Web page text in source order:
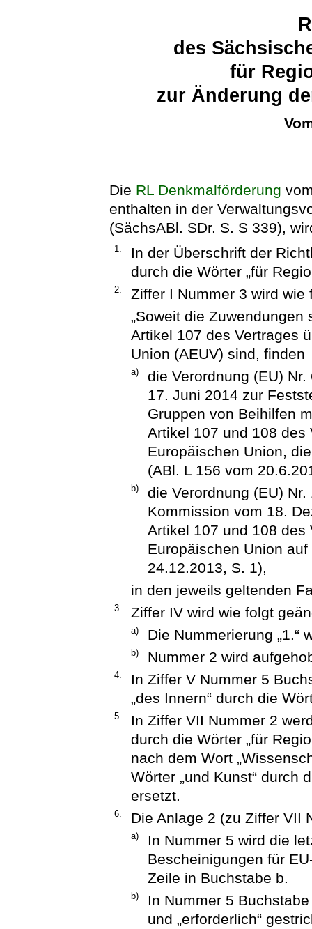
des
für
zur Änderung
Die RL Denkmalförderung
enthalten in der
(SächsABl. SDr. S. S 339),
1.
In der Überschrift der
durch die Wörter „für
2.
Ziffer I Nummer 3 wird wie
„Soweit die
Artikel 107 des Vertrages
Union (AEUV) sind, finden
a)
die Verordnung (EU)
17. Juni 2014 zur
Gruppen von Beihilfen
Artikel 107 und 108 des
Europäischen Union,
(ABl. L 156 vom
b)
die Verordnung (EU)
Kommission vom 18.
Artikel 107 und 108 des
Europäischen Union
24.12.2013, S. 1),
in den jeweils geltenden
3. Ziffer IV wird wie folgt
a) Die Nummerierung „1.“
b) Nummer 2 wird
4.
In Ziffer V Nummer 5
„des Innern“ durch die
5.
In Ziffer VII Nummer 2
durch die Wörter „für
nach dem Wort
Wörter „und Kunst“ durch
ersetzt.
6. Die Anlage 2 (zu Ziffer VII
a)
In Nummer 5 wird die
Bescheinigungen für
Zeile in Buchstabe b.
b)
In Nummer 5
und „erforderlich“